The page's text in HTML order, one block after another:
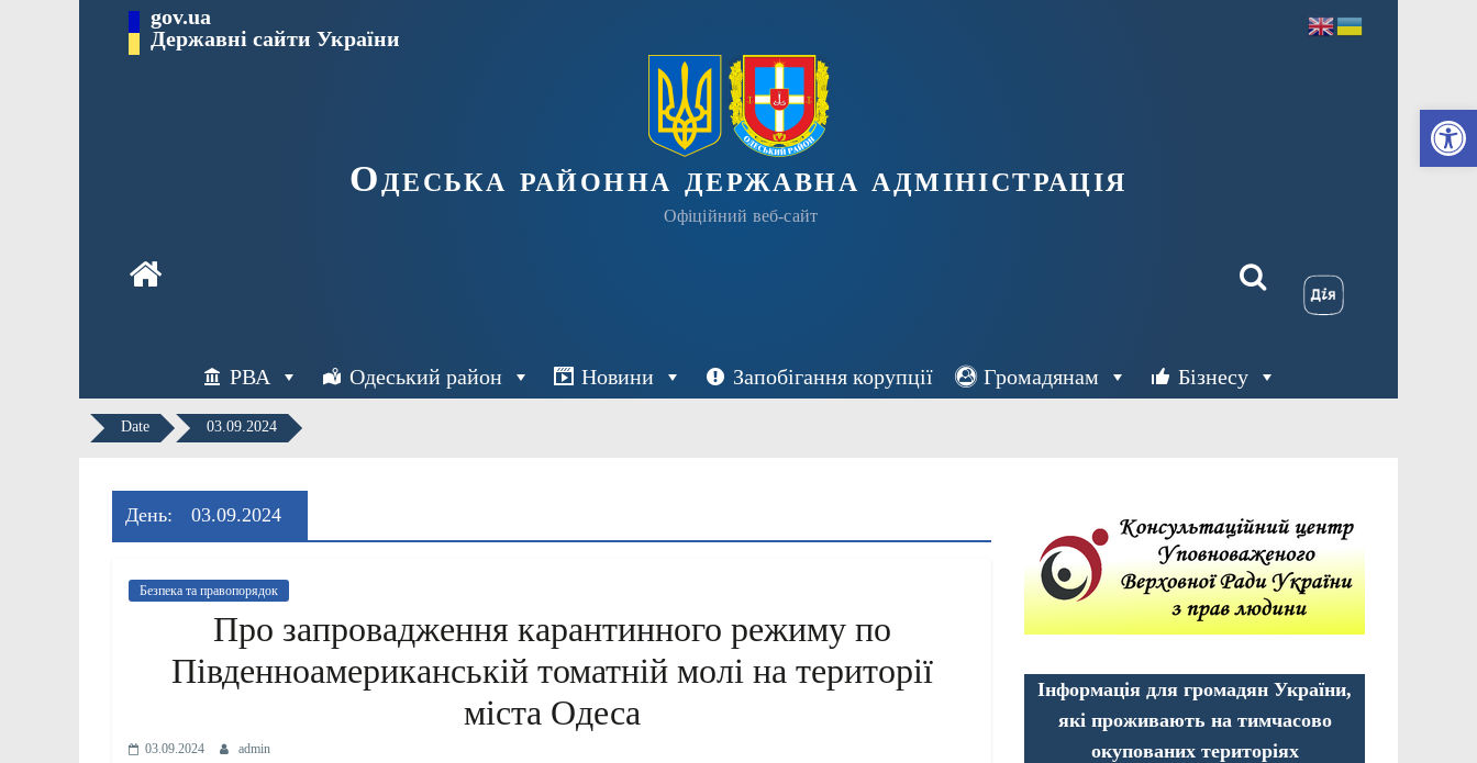
Перейти gov.ua
Державні сайти України
Одеська районна державна адміністрація
Офіційний веб-сайт
РВА Одеський район Новини Запобігання корупції Громадянам Бізнесу
Date 03.09.2024
День: 03.09.2024
Безпека та правопорядок
Про запровадження карантинного режиму по
Південноамериканській томатній молі на території
міста Одеса
03.09.2024 admin
Інформація для громадян України,
які проживають на тимчасово
окупованих територіях